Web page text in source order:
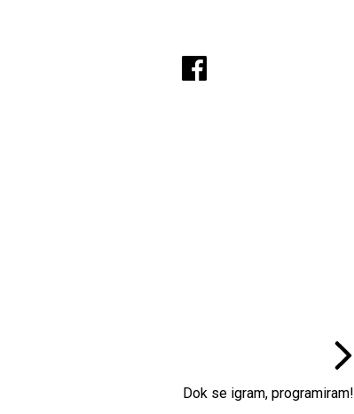
Dok se igram, programiram!